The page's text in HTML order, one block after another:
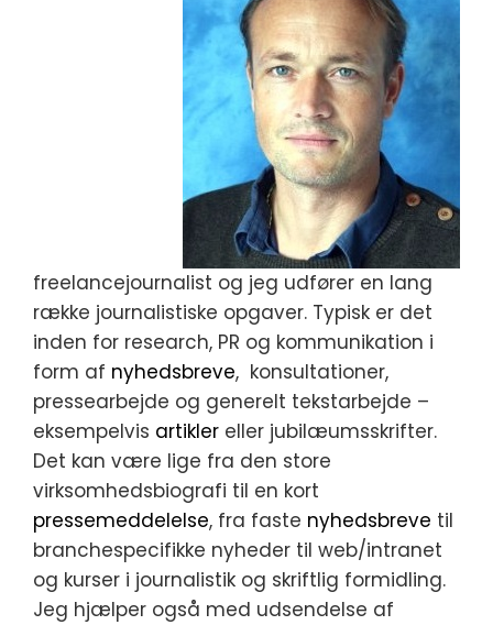
freelancejournalist og jeg udfører en lang
række journalistiske opgaver. Typisk er det
inden for research, PR og kommunikation i
form af nyhedsbreve, konsultationer,
pressearbejde og generelt tekstarbejde –
eksempelvis artikler eller jubilæumsskrifter.
Det kan være lige fra den store
virksomhedsbiografi til en kort
pressemeddelelse, fra faste nyhedsbreve til
branchespecifikke nyheder til web/intranet
og kurser i journalistik og skriftlig formidling.
Jeg hjælper også med udsendelse af